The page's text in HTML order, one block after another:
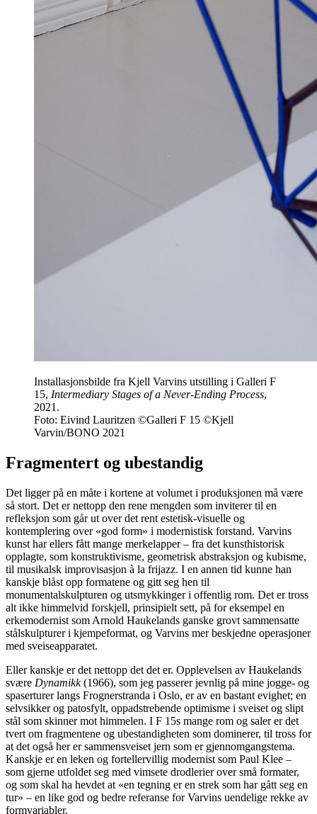
Installasjonsbilde fra Kjell Varvins utstilling i Galleri F
15, Intermediary Stages of a Never-Ending Process,
2021.
Foto: Eivind Lauritzen ©Galleri F 15 ©Kjell
Varvin/BONO 2021
Fragmentert og ubestandig
Det ligger på en måte i kortene at volumet i produksjonen må være
så stort. Det er nettopp den rene mengden som inviterer til en
refleksjon som går ut over det rent estetisk-visuelle og
kontemplering over «god form» i modernistisk forstand. Varvins
kunst har ellers fått mange merkelapper – fra det kunsthistorisk
opplagte, som konstruktivisme, geometrisk abstraksjon og kubisme,
til musikalsk improvisasjon à la frijazz. I en annen tid kunne han
kanskje blåst opp formatene og gitt seg hen til
monumentalskulpturen og utsmykkinger i offentlig rom. Det er tross
alt ikke himmelvid forskjell, prinsipielt sett, på for eksempel en
erkemodernist som Arnold Haukelands ganske grovt sammensatte
stålskulpturer i kjempeformat, og Varvins mer beskjedne operasjoner
med sveiseapparatet.
Eller kanskje er det nettopp det det er. Opplevelsen av Haukelands
svære Dynamikk(1966), som jeg passerer jevnlig på mine jogge- og
spaserturer langs Frognerstranda i Oslo, er av en bastant evighet; en
selvsikker og patosfylt, oppadstrebende optimisme i sveiset og slipt
stål som skinner mot himmelen. I F 15s mange rom og saler er det
tvert om fragmentene og ubestandigheten som dominerer, til tross for
at det også her er sammensveiset jern som er gjennomgangstema.
Kanskje er en leken og fortellervillig modernist som Paul Klee –
som gjerne utfoldet seg med vimsete drodlerier over små formater,
og som skal ha hevdet at «en tegning er en strek som har gått seg en
tur» – en like god og bedre referanse for Varvins uendelige rekke av
formvariabler.